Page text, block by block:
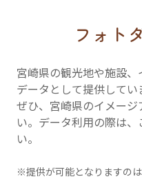
フォト
宮崎県の観光地や施設
データとして提供してい
ぜひ、宮崎県のイメー
い。データ利用の際は
い。
提供が可能となりますの